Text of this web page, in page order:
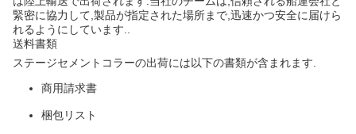
緊密に協力して,製品が指定された場所まで,迅速かつ安全に届けら
れるようにしています..
送料書類
ステージセメントコラーの出荷には以下の書類が含まれます.
商用請求書
梱包リスト